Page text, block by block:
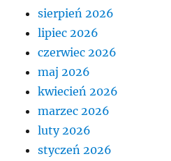
sierpień 2026
lipiec 2026
czerwiec 2026
maj 2026
kwiecień 2026
marzec 2026
luty 2026
styczeń 2026